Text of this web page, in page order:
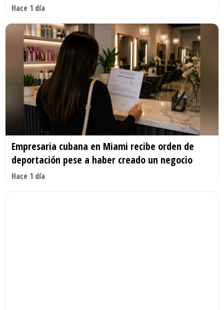
Hace 1 día
Empresaria cubana en Miami recibe orden de
deportación pese a haber creado un negocio
Hace 1 día